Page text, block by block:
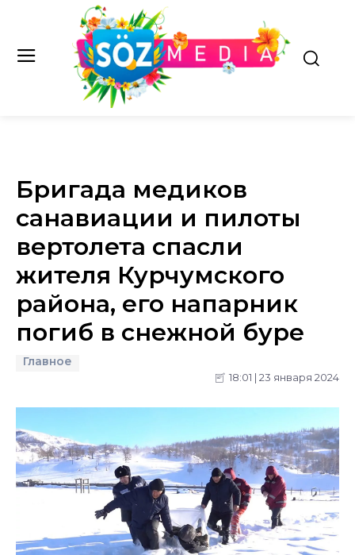
Бригада медиков
санавиации и пилоты
вертолета спасли
жителя Курчумского
района, его напарник
погиб в снежной буре
Главное
18:01 | 23 января 2024